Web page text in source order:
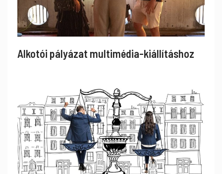
Alkotói pályázat multimédia-kiállításhoz